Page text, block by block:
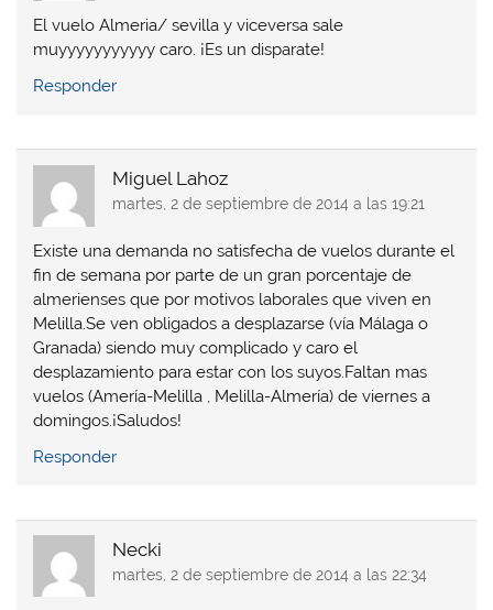
El vuelo Almeria/ sevilla y viceversa sale
muyyyyyyyyyyy caro. ¡Es un disparate!
Responder
Miguel Lahoz
martes, 2 de septiembre de 2014 a las 19:21
Existe una demanda no satisfecha de vuelos durante el
fin de semana por parte de un gran porcentaje de
almerienses que por motivos laborales que viven en
Melilla.Se ven obligados a desplazarse (vía Málaga o
Granada) siendo muy complicado y caro el
desplazamiento para estar con los suyos.Faltan mas
vuelos (Amería-Melilla , Melilla-Almería) de viernes a
domingos.¡Saludos!
Responder
Necki
martes, 2 de septiembre de 2014 a las 22:34